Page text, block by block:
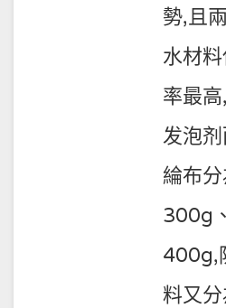
勢,且
水材料
率最
发泡
綸布
300g、
400g,
料又分